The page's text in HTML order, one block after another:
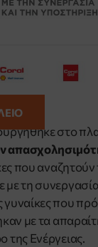
στο
που
τη
που
με τα
της Ενέργειας.